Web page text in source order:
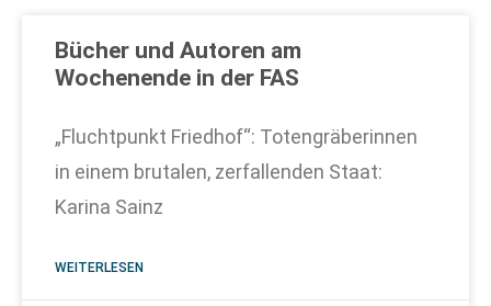
Bücher und Autoren am
Wochenende in der FAS
„Fluchtpunkt Friedhof“: Totengräberinnen
in einem brutalen, zerfallenden Staat:
Karina Sainz
WEITERLESEN